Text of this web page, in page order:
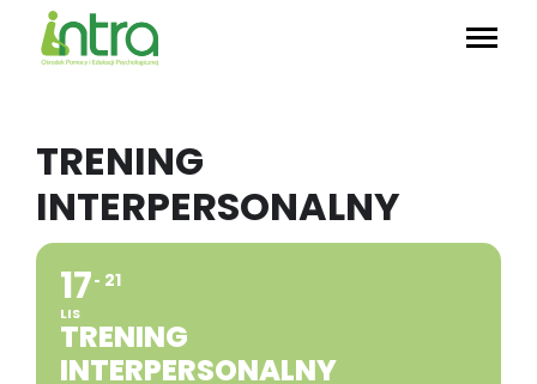
TRENING
INTERPERSONALNY
17
LIS
21
TRENING
INTERPERSONALNY